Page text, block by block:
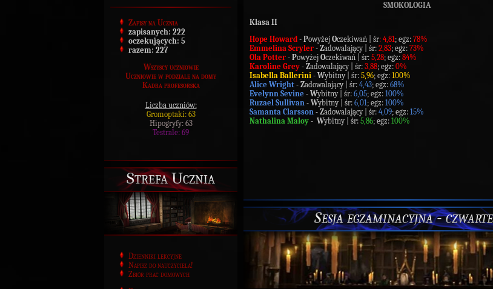
Zapisy na Ucznia
zapisanych: 222
oczekujących: 5
razem: 227
Wszyscy uczniowie
Uczniowie w podziale na domy
Kadra profesorska
Liczba uczniów:
Gromoptaki: 63
Hipogryfy: 63
Testrale: 69
Strefa Ucznia
Dzienniki lekcyjne
Napisz do nauczyciela!
Zbiór prac domowych
SMOKOLOGIA
Klasa II
Hope Howard - Powyżej Oczekiwań | śr: 4,81; egz: 78%
Emmelina Scryler - Zadowalający | śr: 2,83; egz: 73%
Ola Potter - Powyżej Oczekiwań | śr: 5,28; egz: 84%
Karoline Grey - Zadowalający | śr: 3,88; egz: 0%
Isabella Ballerini - Wybitny | śr: 5,96; egz: 100%
Alice Wright - Zadowalający | śr: 4,43; egz: 68%
Evelynn Sevine - Wybitny | śr: 6,05; egz: 100%
Ruzael Sullivan - Wybitny | śr: 6,01; egz: 100%
Samanta Clarsson - Zadowalający | śr: 4,09; egz: 15%
Nathalina Maloy - Wybitny | śr: 5,86; egz: 100%
Sesja egzaminacyjna -